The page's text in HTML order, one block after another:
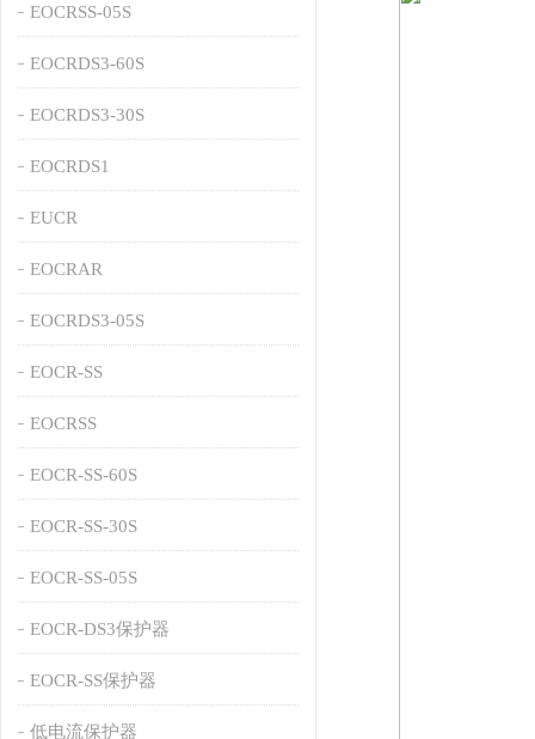
EOCRSS-05S
EOCRDS3-60S
EOCRDS3-30S
EOCRDS1
EUCR
EOCRAR
EOCRDS3-05S
EOCR-SS
EOCRSS
EOCR-SS-60S
EOCR-SS-30S
EOCR-SS-05S
EOCR-DS3保护器
EOCR-SS保护器
低电流保护器